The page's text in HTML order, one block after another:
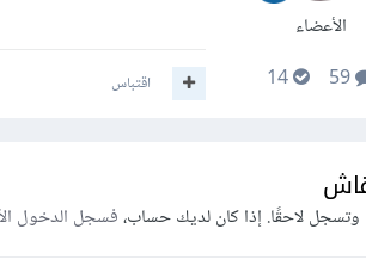
الأعضاء
اقتباس
وتسجل لاحقًا. إذا كان لديك حساب،فسجل الدخول